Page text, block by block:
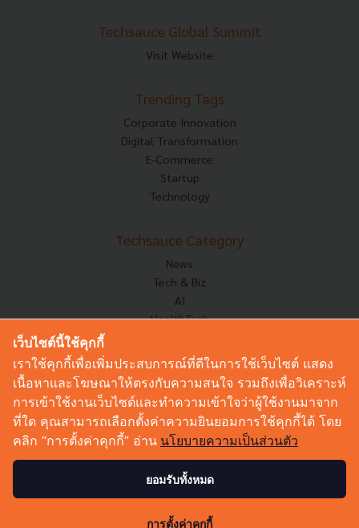
Techsauce Global Summit
Visit Website
Trending Tags
Corporate Innovation
Digital Transformation
E-Commerce
Startup
Technology
Techsauce Category
News
Tech & Biz
AI
HealthTech
Corp Innov
Saucy Thoughts
Based On
Sustainable
Videos
Podcast
© Copyright 2026 :Techsauce All rights reserved.
เว็บไซต์นี้ใช้คุกกี้
เราใช้คุกกี้เพื่อเพิ่มประสบการณ์ที่ดีในการใช้เว็บไซต์ แสดง
เนื้อหาและโฆษณาให้ตรงกับความสนใจ รวมถึงเพื่อวิเคราะห์
การเข้าใช้งานเว็บไซต์และทำความเข้าใจว่าผู้ใช้งานมาจาก
ที่ใด คุณสามารถเลือกตั้งค่าความยินยอมการใช้คุกกี้ได้ โดย
คลิก “การตั้งค่าคุกกี้” อ่าน นโยบายความเป็นส่วนตัว
ยอมรับทั้งหมด
การตั้งค่าคุกกี้